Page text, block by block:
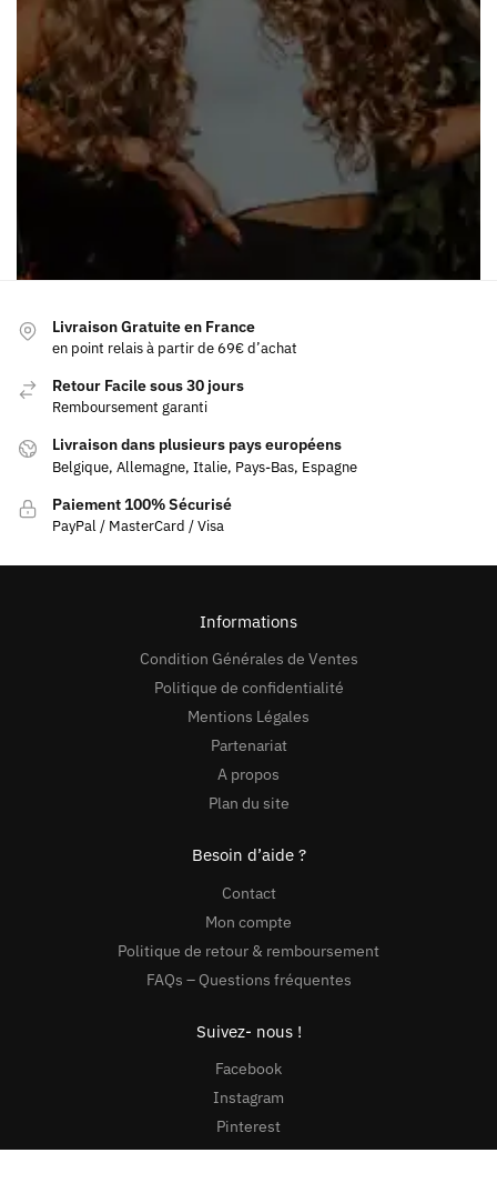
Livraison Gratuite en France
en point relais à partir de 69€ d’achat
Retour Facile sous 30 jours
Remboursement garanti
Livraison dans plusieurs pays européens
Belgique, Allemagne, Italie, Pays-Bas, Espagne
Paiement 100% Sécurisé
PayPal / MasterCard / Visa
Informations
Condition Générales de Ventes
Politique de confidentialité
Mentions Légales
Partenariat
A propos
Plan du site
Besoin d’aide ?
Contact
Mon compte
Politique de retour & remboursement
FAQs – Questions fréquentes
Suivez- nous !
Facebook
Instagram
Pinterest
Youtube